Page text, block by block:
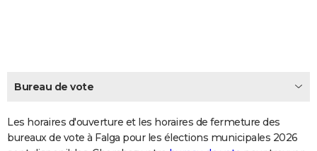
Carte de Noël
Carte Bonne année
Carte Saint-Valentin
Carte Pâques
Carte d'anniversaire
DICTIONNAIRE
Bureau de vote
Les horaires d'ouverture et les horaires de fermeture des
bureaux de vote à Falga pour les élections municipales 2026